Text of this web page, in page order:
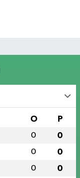
O P
0 0
0 0
0 0